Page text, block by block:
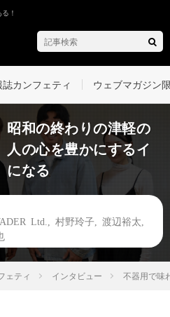
！
カンフェティ ウェブマガジン
昭和の終わりの津軽の
の心を豊かにするイ
になる
Ltd. 村野玲子 渡辺裕太
ェティ インタビュー 不器用で味